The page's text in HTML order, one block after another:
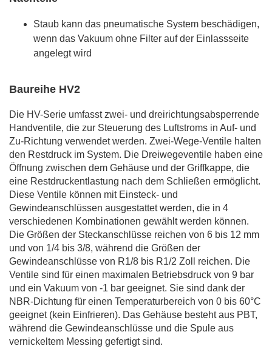
Staub kann das pneumatische System beschädigen,
wenn das Vakuum ohne Filter auf der Einlassseite
angelegt wird
Baureihe HV2
Die HV-Serie umfasst zwei- und dreirichtungsabsperrende
Handventile, die zur Steuerung des Luftstroms in Auf- und
Zu-Richtung verwendet werden. Zwei-Wege-Ventile halten
den Restdruck im System. Die Dreiwegeventile haben eine
Öffnung zwischen dem Gehäuse und der Griffkappe, die
eine Restdruckentlastung nach dem Schließen ermöglicht.
Diese Ventile können mit Einsteck- und
Gewindeanschlüssen ausgestattet werden, die in 4
verschiedenen Kombinationen gewählt werden können.
Die Größen der Steckanschlüsse reichen von 6 bis 12 mm
und von 1/4 bis 3/8, während die Größen der
Gewindeanschlüsse von R1/8 bis R1/2 Zoll reichen. Die
Ventile sind für einen maximalen Betriebsdruck von 9 bar
und ein Vakuum von -1 bar geeignet. Sie sind dank der
NBR-Dichtung für einen Temperaturbereich von 0 bis 60°C
geeignet (kein Einfrieren). Das Gehäuse besteht aus PBT,
während die Gewindeanschlüsse und die Spule aus
vernickeltem Messing gefertigt sind.